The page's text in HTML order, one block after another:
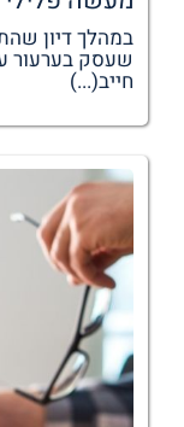
במהלך דיון
שעסק בערעור
חייב(...)